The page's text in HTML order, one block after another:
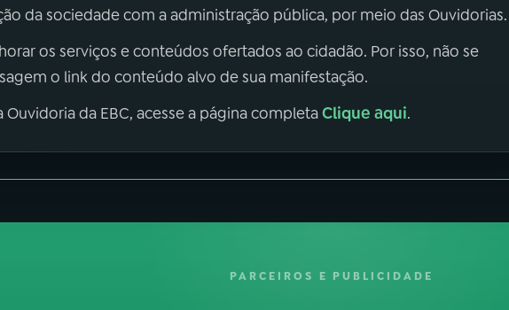
da sociedade com a administração pública, por meio das Ouvidorias.
os serviços e conteúdos ofertados ao cidadão. Por isso, não se
o link do conteúdo alvo de sua manifestação.
da EBC, acesse a página completaClique aqui.
PARCEIROS E PUBLICIDADE